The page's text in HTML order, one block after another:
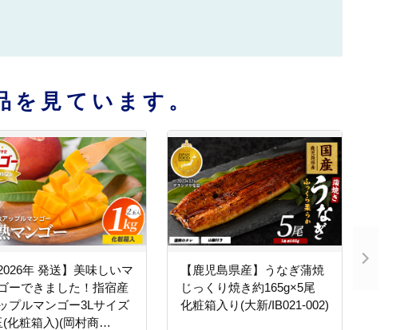
見ています。
2026年 発送】美味しいマ
ーできました！指宿産
プルマンゴー3Lサイズ
(化粧箱入)(岡村商
【鹿児島県産】うなぎ蒲焼
じっくり焼き約165g×5尾
化粧箱入り(大新/IB021-002)